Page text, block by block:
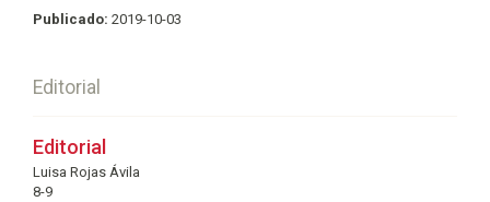
Publicado: 2019-10-03
Editorial
Editorial
Luisa Rojas Ávila
8-9